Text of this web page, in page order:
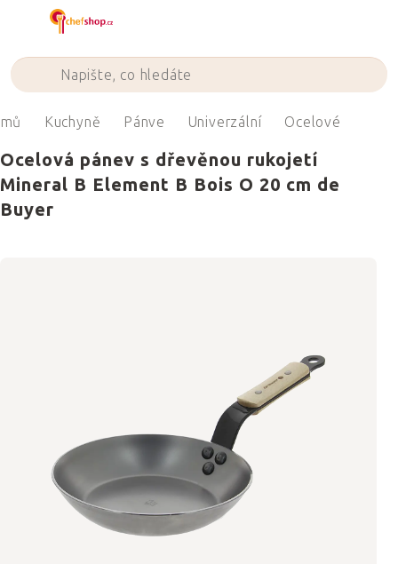
Kuchyně Pánve Univerzální Ocelové
Ocelová pánev s dřevěnou rukojetí
Mineral B Element B Bois O 20 cm de
Buyer